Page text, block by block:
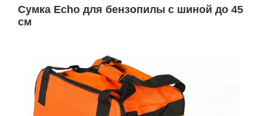
Сумка Echo для бензопилы с шиной до 45
см